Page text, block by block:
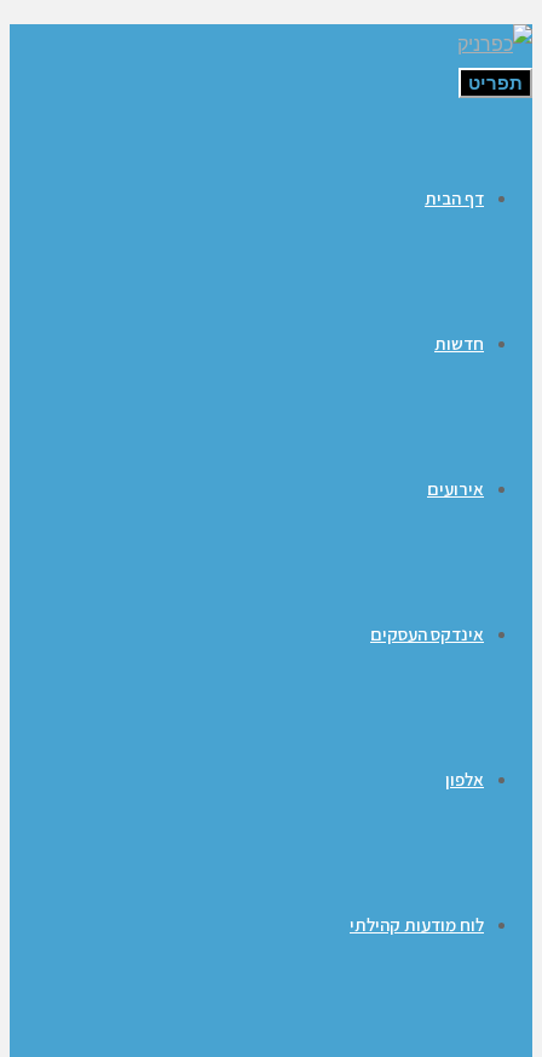
תפריט
דף הבית
חדשות
אירועים
אינדקס העסקים
אלפון
לוח מודעות קהילתי